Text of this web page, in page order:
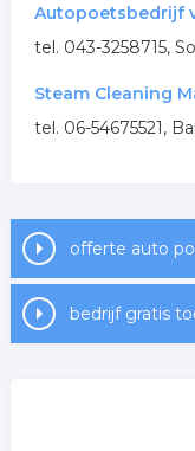
.
Autopoetsbedrijf
tel. 043-3258715,
Steam Cleaning
tel. 06-54675521,
offerte auto
bedrijf gratis